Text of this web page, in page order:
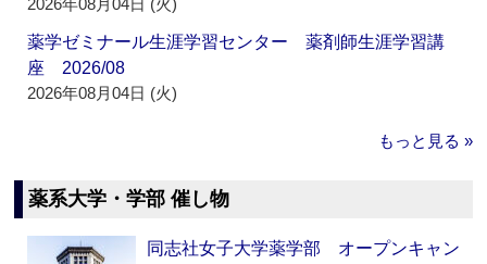
2026年08月04日 (火)
薬学ゼミナール生涯学習センター 薬剤師生涯学習講
座 2026/08
2026年08月04日 (火)
もっと見る »
薬系大学・学部 催し物
同志社女子大学薬学部 オープンキャン